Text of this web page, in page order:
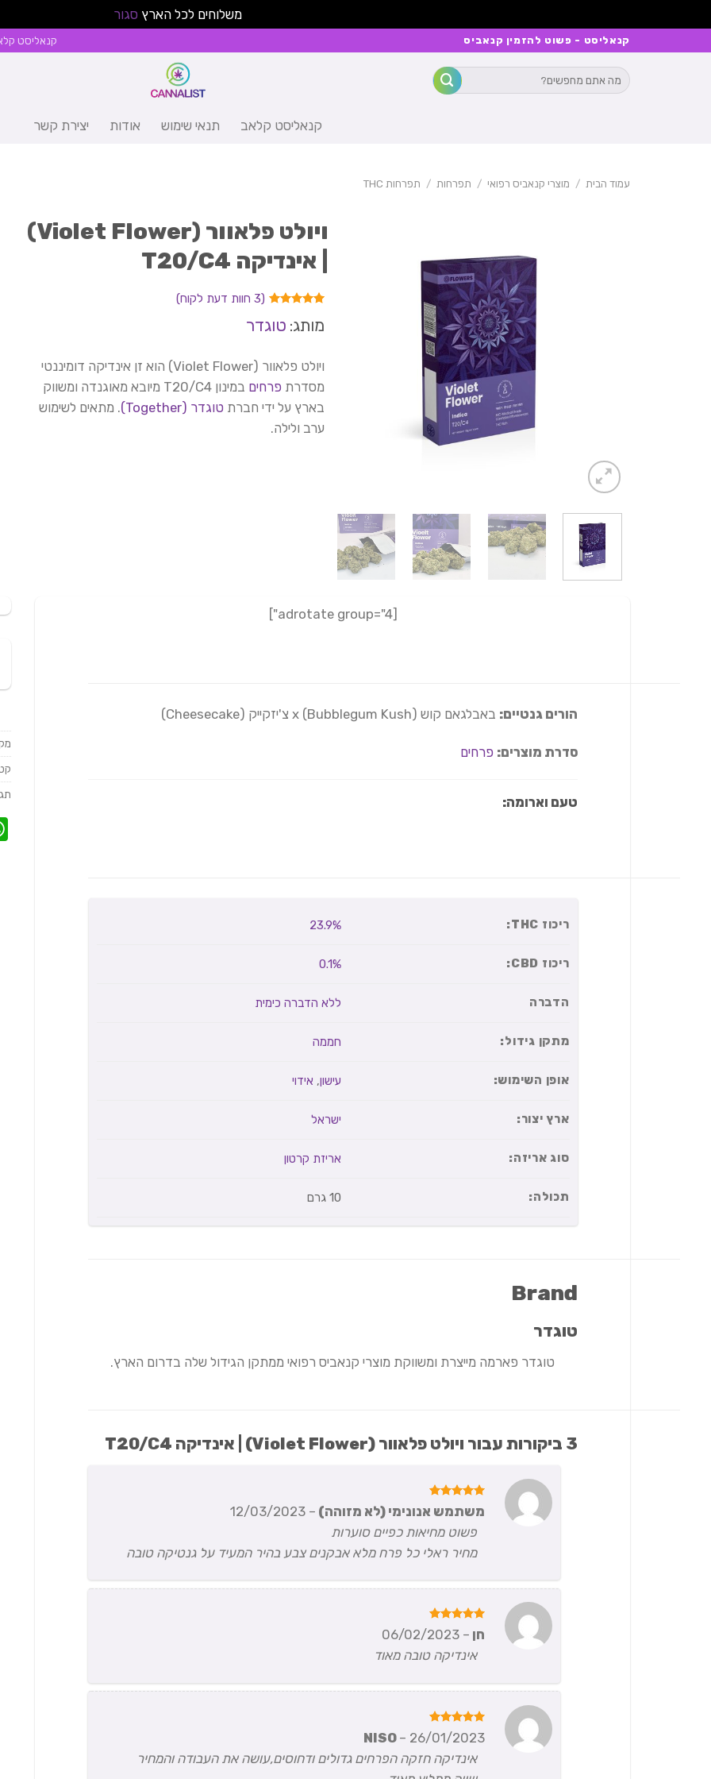
משלוחים לכל הארץ סגור
קנאליסט - פשוט להזמין קנאביס קנאליסט
חיפוש
עבור:
קנאליסט קלאב תנאי שימוש אודות יצירת קשר
עמוד הבית / מוצרי קנאביס רפואי / תפרחות / תפרחות THC
ויולט פלאוור (Violet Flower)
| אינדיקה T20/C4
5.00מתוך
של לקוחות
(
3חוות דעת לקוח)
מותג: טוגדר
ויולט פלאוור (Violet Flower) הוא זן אינדיקה דומיננטי
מסדרת פרחים
במינון T20/C4 מיובא מאוגנדה ומשווק
בארץ על ידי חברת טוגדר (Together)
. מתאים לשימוש
ערב ולילה.
[adrotate group="4"]
הורים גנטיים: באבלגאם קוש (Bubblegum Kush) x צ'יזקייק (Cheesecake)
סדרת מוצרים: פרחים
טעם וארומה:
ריכוז THC: 23.9%
ריכוז CBD: 0.1%
הדברה ללא הדברה כימית
מתקן גידול: חממה
אופן השימוש: עישון, אידוי
ארץ יצור: ישראל
סוג אריזה: אריזת קרטון
תכולה: 10 גרם
Brand
טוגדר
טוגדר פארמה מייצרת ומשווקת מוצרי קנאביס רפואי ממתקן הגידול שלה בדרום הארץ.
3 ביקורות עבור ויולט פלאוור (Violet Flower) | אינדיקה T20/C4
דורג5
מתוך 5
משתמש אנונימי (לא מזוהה) –
12/03/2023
פשוט מחיאות כפיים סוערות
מחיר ראלי כל פרח מלא אבקנים צבע בהיר המעיד על גנטיקה טובה
דורג
5
מתוך 5
חן –
06/02/2023
אינדיקה טובה מאוד
דורג5
מתוך 5
NISO – 26/01/2023
אינדיקה חזקה הפרחים גדולים ודחוסים,עושה את העבודה והמחיר